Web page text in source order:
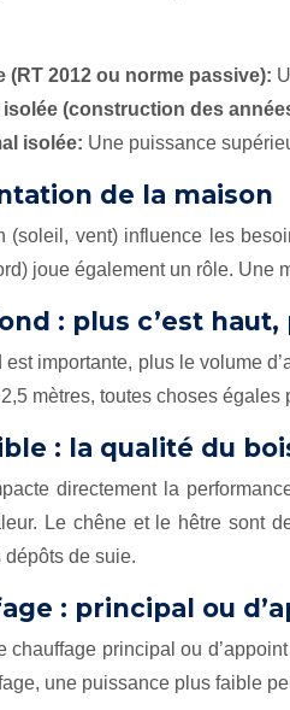
(RT 2012 ou norme passive):
(construction des
isolée: Une puissance
de la maison
(soleil, vent) influence les
joue également un rôle.
: plus c’est haut,
importante, plus le volume
mètres, toutes choses égales
: la qualité du
directement la
Le chêne et le hêtre sont
de suie.
: principal ou
chauffage principal ou
une puissance plus faible